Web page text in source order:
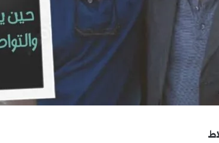
دعوة
للتاريخ